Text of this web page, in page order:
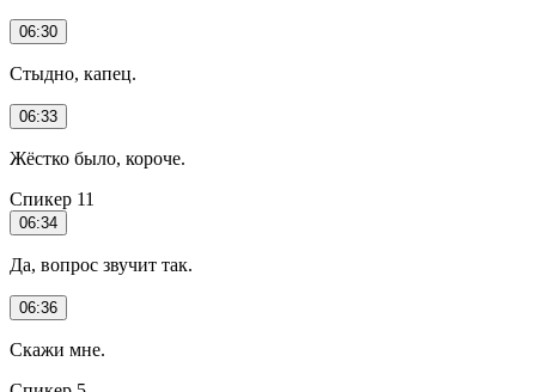
06:30
Стыдно, капец.
06:33
Жёстко было, короче.
Спикер 11
06:34
Да, вопрос звучит так.
06:36
Скажи мне.